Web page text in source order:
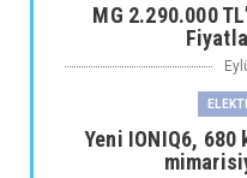
MG 2.290.000
Yeni IONIQ6,